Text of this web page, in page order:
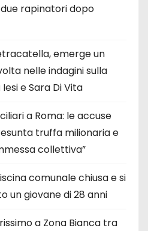
rapinatori dopo
emerge un
nelle indagini sulla
e Sara Di Vita
a Roma: le accuse
truffa milionaria e
collettiva”
comunale chiusa e si
un giovane di 28 anni
a Zona Bianca tra